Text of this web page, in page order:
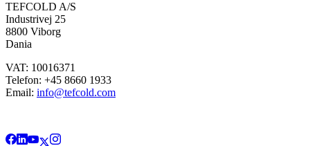
TEFCOLD A/S
Industrivej 25
8800 Viborg
Dania
VAT: 10016371
Telefon: +45 8660 1933
Email: info@tefcold.com